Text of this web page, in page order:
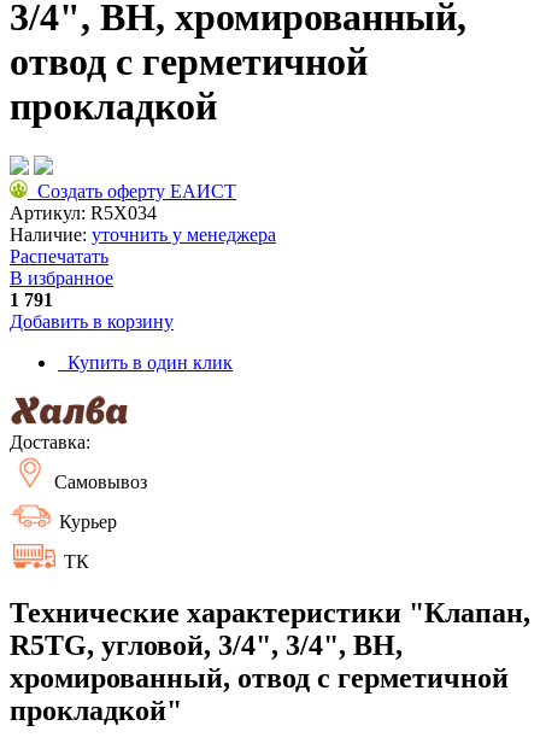
3/4", ВН, хромированный,
отвод с герметичной
прокладкой
Создать оферту ЕАИСТ
Артикул: R5X034
Наличие: уточнить у менеджера
Распечатать
В избранное
1 791
Добавить в корзину
Купить в один клик
Доставка:
Самовывоз
Курьер
ТК
Технические характеристики "Клапан,
R5TG, угловой, 3/4", 3/4", ВН,
хромированный, отвод с герметичной
прокладкой"